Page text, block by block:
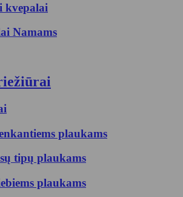
kvepalai
Namams
plaukams
tipų plaukams
plaukams